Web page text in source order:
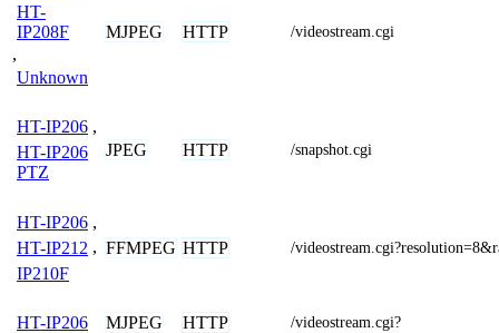
HT-
IP208F
,
Unknown
MJPEG HTTP /videostream.cgi
HT-IP206 ,
HT-IP206
PTZ
JPEG HTTP /snapshot.cgi
HT-IP206 ,
HT-IP212 ,
IP210F
FFMPEG HTTP /
HT-IP206 MJPEG HTTP /videostream.cgi?